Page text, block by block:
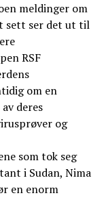
meldinger om
sett ser det ut til
RSF
om en
deres
og
som tok seg
i Sudan, Nima
en enorm